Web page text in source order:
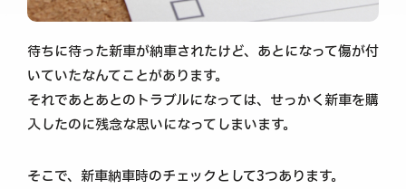
待ちに待った新車が納車されたけど、あとになって傷が付
いていたなんてことがあります。
それであとあとのトラブルになっては、せっかく新車を購
入したのに残念な思いになってしまいます。
そこで、新車納車時のチェックとして3つあります。